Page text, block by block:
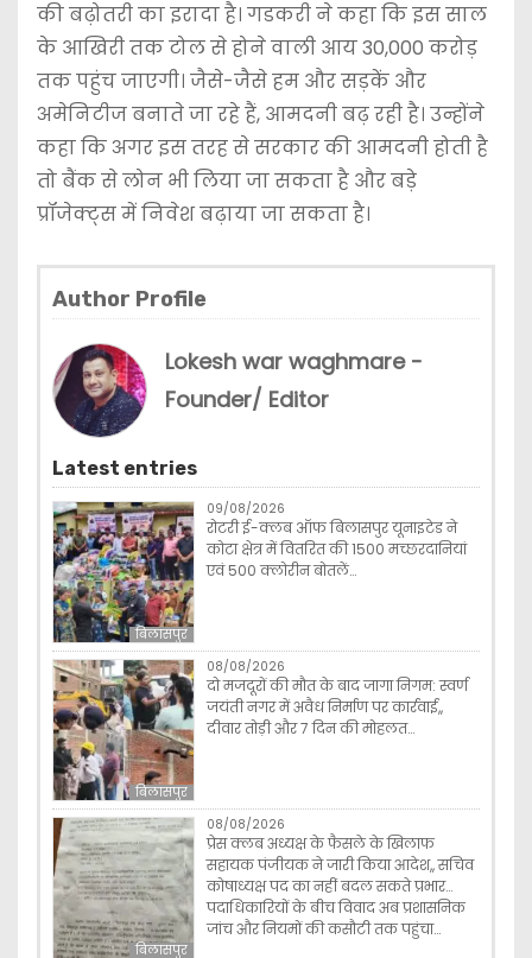
की बढ़ोतरी का इरादा है। गडकरी ने कहा कि इस साल
के आखिरी तक टोल से होने वाली आय 30,000 करोड़
तक पहुंच जाएगी। जैसे-जैसे हम और सड़कें और
अमेनिटीज बनाते जा रहे हैं, आमदनी बढ़ रही है। उन्होंने
कहा कि अगर इस तरह से सरकार की आमदनी होती है
तो बैंक से लोन भी लिया जा सकता है और बड़े
प्रॉजेक्ट्स में निवेश बढ़ाया जा सकता है।
Author Profile
Lokesh war waghmare -
Founder/ Editor
Latest entries
बिलासपुर
09/08/2026
रोटरी ई-क्लब ऑफ बिलासपुर यूनाइटेड ने
कोटा क्षेत्र में वितरित की 1500 मच्छरदानियां
एवं 500 क्लोरीन बोतलें…
बिलासपुर
08/08/2026
दो मजदूरों की मौत के बाद जागा निगम: स्वर्ण
जयंती नगर में अवैध निर्माण पर कार्रवाई,,
दीवार तोड़ी और 7 दिन की मोहलत…
बिलासपुर
08/08/2026
प्रेस क्लब अध्यक्ष के फैसले के खिलाफ
सहायक पंजीयक ने जारी किया आदेश,, सचिव
कोषाध्यक्ष पद का नहीं बदल सकते प्रभार…
पदाधिकारियों के बीच विवाद अब प्रशासनिक
जांच और नियमों की कसौटी तक पहुंचा…